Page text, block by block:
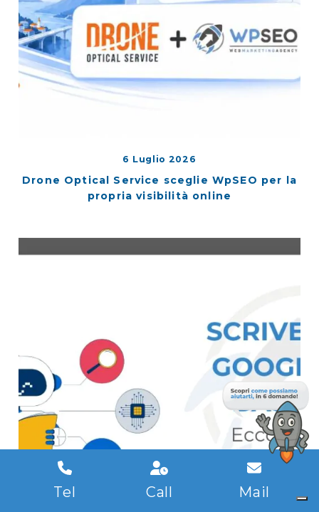
6 Luglio 2026
Drone Optical Service sceglie WpSEO per la
propria visibilità online
Tel Call Mail